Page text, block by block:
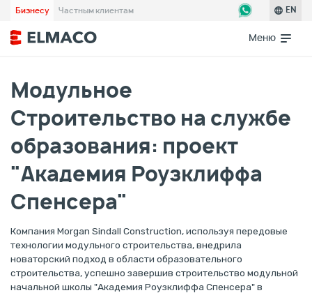
Бизнесу Частным клиентам EN
Меню
Модульное
Строительство на службе
образования: проект
"Академия Роузклиффа
Спенсера"
Компания Morgan Sindall Construction, используя передовые
технологии модульного строительства, внедрила
новаторский подход в области образовательного
строительства, успешно завершив строительство модульной
начальной школы "Академия Роузклиффа Спенсера" в